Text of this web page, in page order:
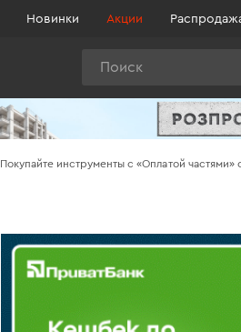
Новинки Акции
Покупайте инструменты с «Оплатой